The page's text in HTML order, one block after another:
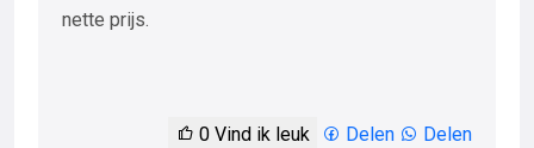
nette prijs.
0 Vind ik leuk Delen Delen